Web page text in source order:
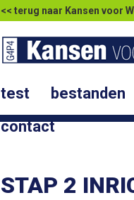
<< terug naar Kansen voor
test bestanden
contact
STAP 2